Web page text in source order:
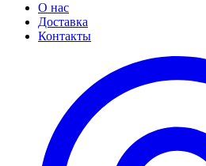
О нас
Доставка
Контакты